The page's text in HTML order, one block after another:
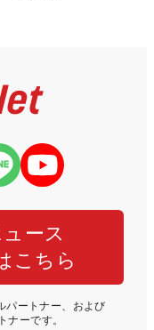
ース
こちら
パートナー、および
ナーです。